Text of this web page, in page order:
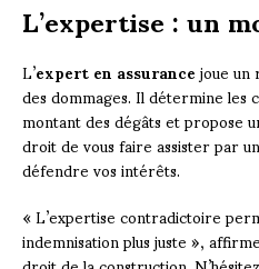
L’expertise : un
L’expert en assurancejoue un
des dommages. Il détermine les
montant des dégâts et propose
droit de vous faire assister par un
défendre vos intérêts.
« L’expertise contradictoire
indemnisation plus juste »,